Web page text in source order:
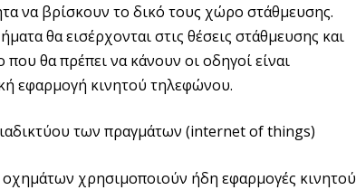
να βρίσκουν το δικό τους χώρο στάθμευσης.
θα εισέρχονται στις θέσεις στάθμευσης και
θα πρέπει να κάνουν οι οδηγοί είναι
εφαρμογή κινητού τηλεφώνου.
των πραγμάτων (internet of things)
χρησιμοποιούν ήδη εφαρμογές κινητού